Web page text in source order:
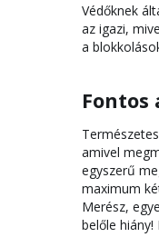
Védőknek
az igazi,
a
Fontos
amivel
egyszerű
maximum
Merész,
belőle hiány!